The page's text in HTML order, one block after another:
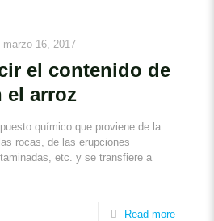
marzo 16, 2017
el contenido de
el arroz
químico que proviene de la
rocas, de las erupciones
etc. y se transfiere a
Read more